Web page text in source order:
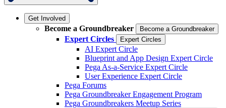
Get Involved
Become a Groundbreaker Become a Groundbreaker
Expert Circles Expert Circles
AI Expert Circle
Blueprint and App Design Expert Circle
Pega As-a-Service Expert Circle
User Experience Expert Circle
Pega Forums
Pega Groundbreaker Engagement Program
Pega Groundbreakers Meetup Series